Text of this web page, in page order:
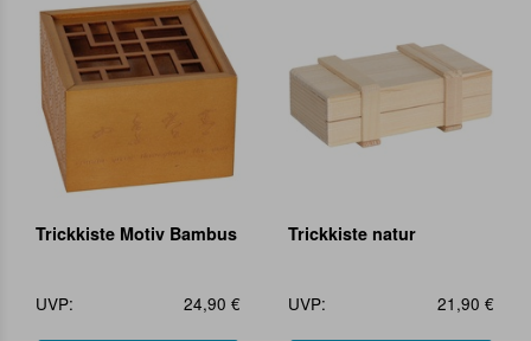
Trickkiste Motiv Bambus
UVP: 24,90 €
Trickkiste natur
UVP: 21,90 €